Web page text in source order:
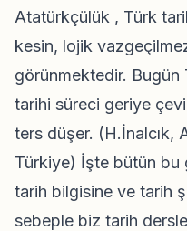
Atatürkçülük , Türk
kesin, lojik
görünmektedir.
tarihi süreci geriye
ters düşer. (H.İnalcık,
Türkiye) İşte bütün bu
tarih bilgisine ve tarih
sebeple biz tarih